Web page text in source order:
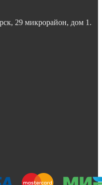
29 микрорайон, дом 1.